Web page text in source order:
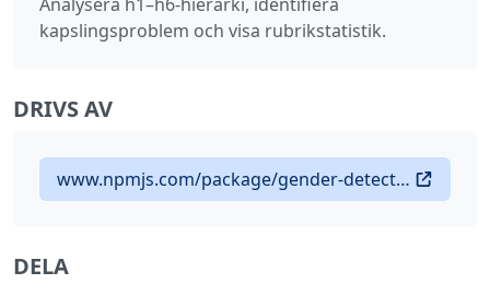
kapslingsproblem och visa rubrikstatistik.
DRIVS AV
www.npmjs.com/package/gender-detection-from-name
DELA